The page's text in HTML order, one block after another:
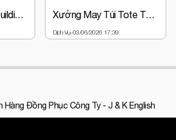
Combo Áo Team Building + Nón Đồng Phục Chỉ Từ 63.000đ | Giá Gốc Tại Xưởng Xưởng May Túi Tote Theo Yêu Cầu - Thiết Kế Miễn Phí, Giá Gốc
Dịch Vụ 03/06/2026 17:39
Hàng Đồng Phục Công Ty - J & K English